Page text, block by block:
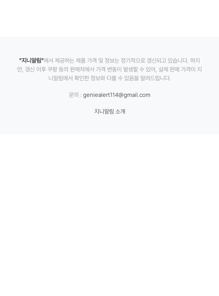
”지니알림”에서 제공하는 제품 가격 및 정보는 정기적으로 갱신되고 있습니다. 하지
만, 갱신 이후 쿠팡 등의 판매처에서 가격 변동이 발생할 수 있어, 실제 판매 가격이 지
니알림에서 확인한 정보와 다를 수 있음을 알려드립니다.
문의 : geniealert114@gmail.com
지니알림 소개